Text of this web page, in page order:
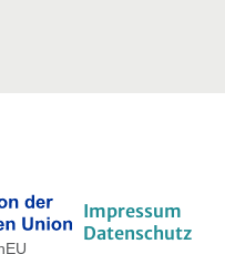
Impressum
Datenschutz